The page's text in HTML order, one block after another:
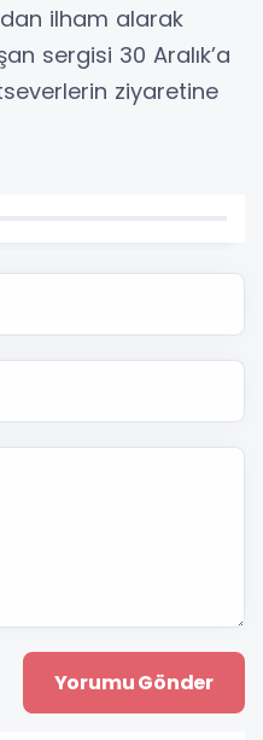
ilham alarak
sergisi 30 Aralık’a
ziyaretine